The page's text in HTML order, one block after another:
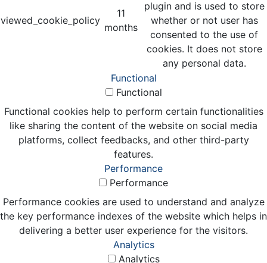
viewed_cookie_policy
11
months
plugin and is used to store
whether or not user has
consented to the use of
cookies. It does not store
any personal data.
Functional
Functional
Functional cookies help to perform certain functionalities
like sharing the content of the website on social media
platforms, collect feedbacks, and other third-party
features.
Performance
Performance
Performance cookies are used to understand and analyze
the key performance indexes of the website which helps in
delivering a better user experience for the visitors.
Analytics
Analytics